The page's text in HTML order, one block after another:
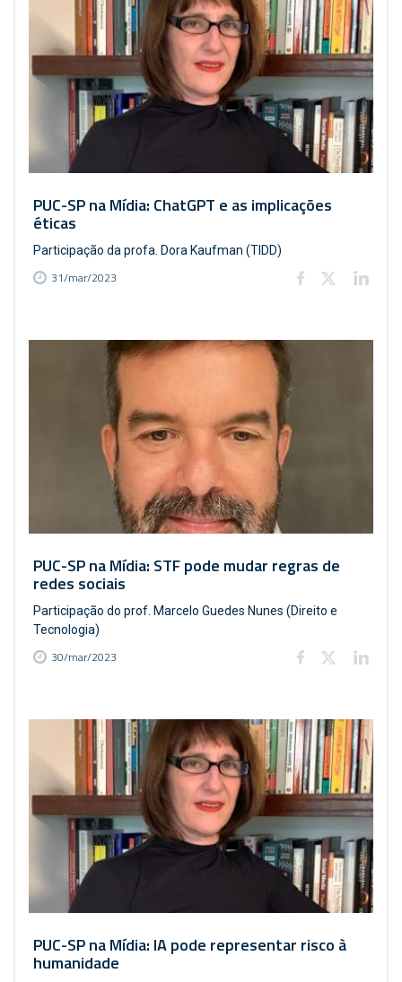
PUC-SP na Mídia: ChatGPT e as implicações
éticas
Participação da profa. Dora Kaufman (TIDD)
31/mar/2023
PUC-SP na Mídia: STF pode mudar regras de
redes sociais
Participação do prof. Marcelo Guedes Nunes (Direito e
Tecnologia)
30/mar/2023
PUC-SP na Mídia: IA pode representar risco à
humanidade